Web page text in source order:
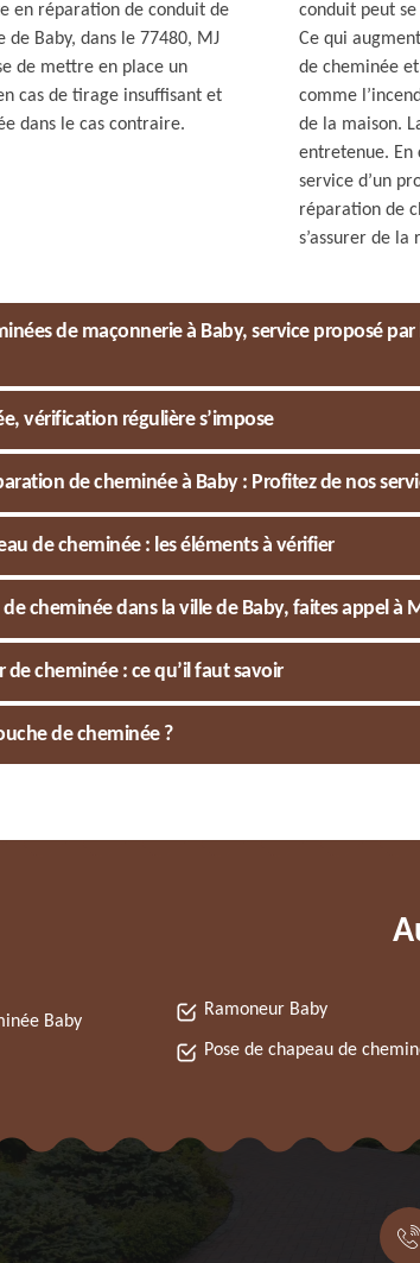
en réparation de conduit de
de Baby, dans le 77480, MJ
de mettre en place un
cas de tirage insuffisant et
dans le cas contraire.
conduit peut
Ce qui
de cheminée
comme
de la maison.
entretenue. En
service d’un
réparation de
s’assurer de la
de maçonnerie à Baby, service proposé par
vérification régulière s’impose
de cheminée à Baby : Profitez de nos
de cheminée : les éléments à vérifier
cheminée dans la ville de Baby, faites appel à
cheminée : ce qu’il faut savoir
de cheminée ?
Baby
Ramoneur Baby
Pose de chapeau de